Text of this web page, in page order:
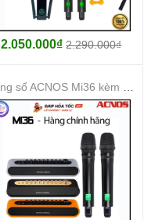
2.050.000₫2.290.000₫